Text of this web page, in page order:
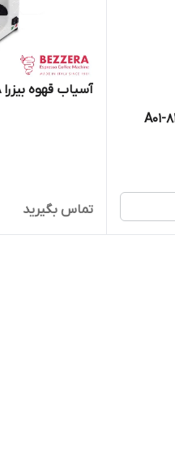
آسیاب قهوه بیزرا M80A
تماس بگیرید